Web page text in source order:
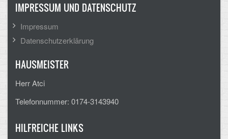
IMPRESSUM UND DATENSCHUTZ
Impressum
Datenschutzerklärung
HAUSMEISTER
Herr Atci
Telefonnummer: 0174-3143940
HILFREICHE LINKS